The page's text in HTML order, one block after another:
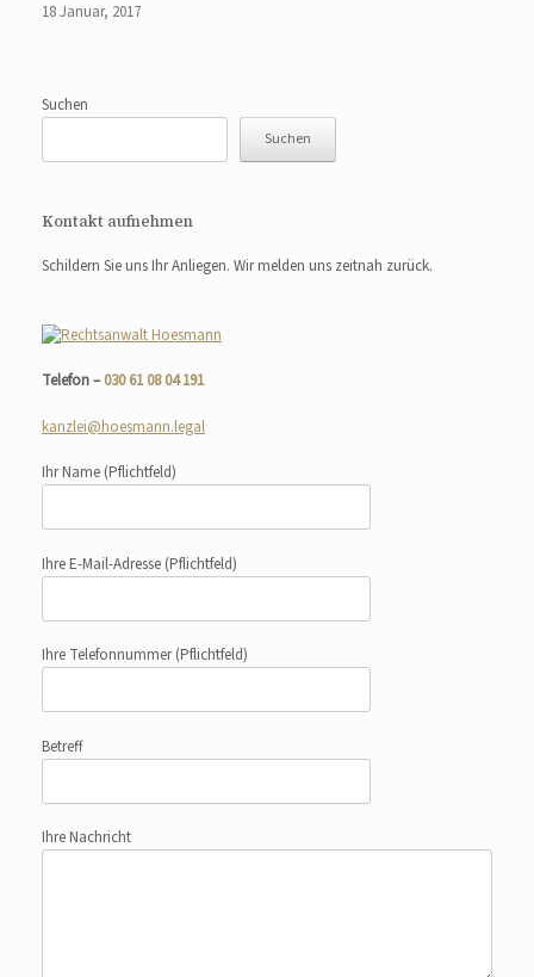
18 Januar, 2017
Suchen
Suchen
Kontakt aufnehmen
Schildern Sie uns Ihr Anliegen. Wir melden uns zeitnah zurück.
Telefon –030 61 08 04 191
kanzlei@hoesmann.legal
Ihr Name (Pflichtfeld)
Ihre E-Mail-Adresse (Pflichtfeld)
Ihre Telefonnummer(Pflichtfeld)
Betreff
Ihre Nachricht